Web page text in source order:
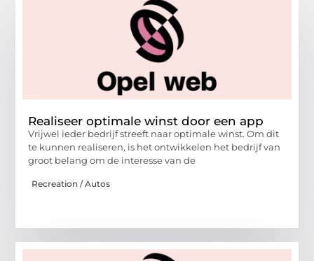
Realiseer optimale winst door een app
Vrijwel ieder bedrijf streeft naar optimale winst. Om dit
te kunnen realiseren, is het ontwikkelen het bedrijf van
groot belang om de interesse van de
Recreation / Autos